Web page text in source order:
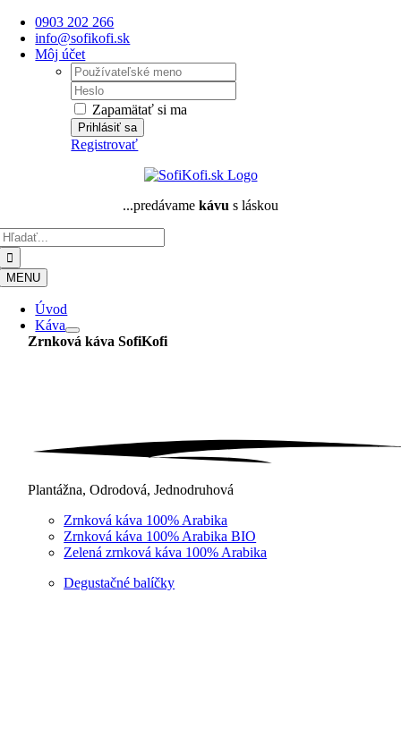
Skip
content
0903 202 266
info@sofikofi.sk
Môj účet
Username:
Password:
Zapamätať si ma
Registrovať
...predávame kávu s láskou
MENU
Úvod
Káva
Zrnková káva SofiKofi
Plantážna, Odrodová, Jednodruhová
Zrnková káva 100% Arabika
Zrnková káva 100% Arabika BIO
Zelená zrnková káva 100% Arabika
Degustačné balíčky